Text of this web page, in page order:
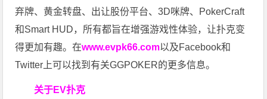
弃牌、黄金转盘、出让股份平台、3D咪牌、PokerCraft
和Smart HUD，所有都旨在增强游戏性体验，让扑克变
得更加有趣。在www.evpk66.com以及Facebook和
Twitter上可以找到有关GGPOKER的更多信息。
关于EV扑克